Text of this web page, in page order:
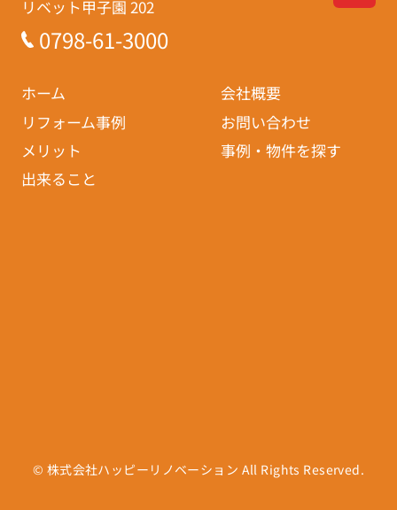
リベット甲子園 202
0798-61-3000
ホーム
会社概要
リフォーム事例
お問い合わせ
メリット
事例・物件を探す
出来ること
© 株式会社ハッピーリノベーション All Rights Reserved.